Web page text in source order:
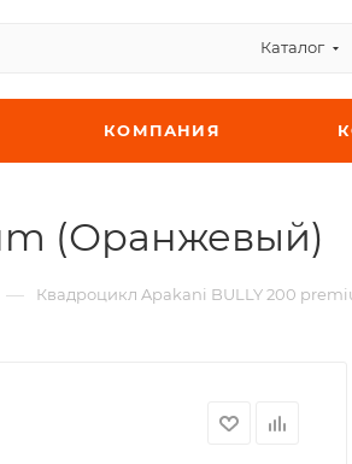
Каталог
КОМПАНИЯ
(Оранжевый)
— Квадроцикл Apakani BULLY 200